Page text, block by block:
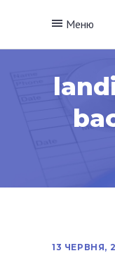
Меню
13 ЧЕРВНЯ,